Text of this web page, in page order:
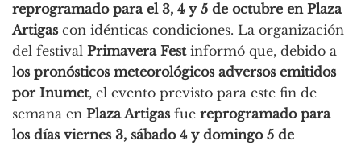
reprogramado para el 3, 4 y 5 de octubre en Plaza
Artigascon idénticas condiciones. La organización
del festival Primavera Festinformó que, debido a
los pronósticos meteorológicos adversos emitidos
por Inumet, el evento previsto para este fin de
semana en Plaza Artigasfue reprogramado para
los días viernes 3, sábado 4 y domingo 5 de